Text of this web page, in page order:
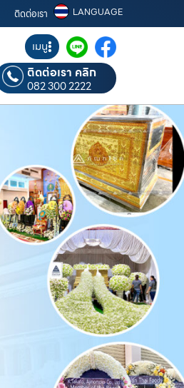
ติดต่อเรา LANGUAGE
เมนู
ติดต่อเรา คลิก
082 300 2222